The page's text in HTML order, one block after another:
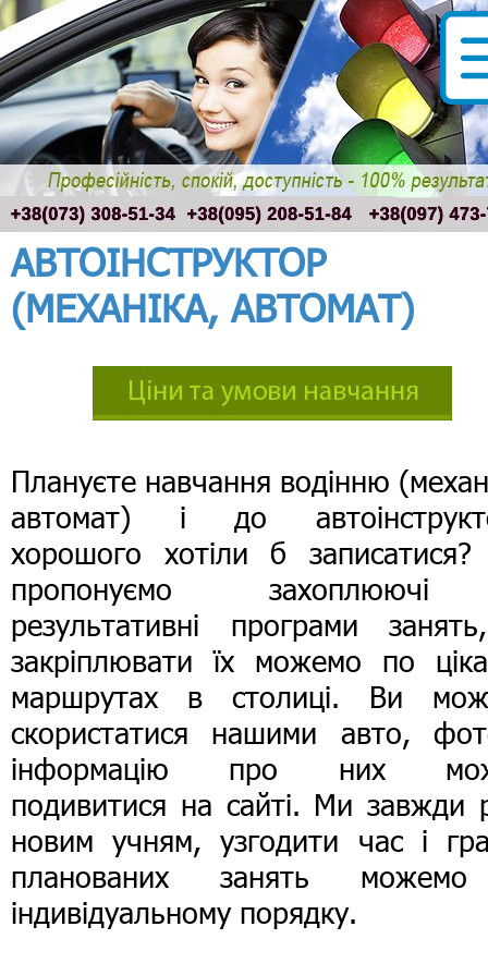
АВТОІНСТРУКТОР
(МЕХАНІКА, АВТОМАТ)
Плануєте навчання водінню
автомат) і до
хорошого хотіли б
пропонуємо
результативні програми
закріплювати їх можемо по
маршрутах в столиці. Ви
скористатися нашими авто,
інформацію про них
подивитися на сайті. Ми завжди
новим учням, узгодити час і
планованих занять
індивідуальному порядку.